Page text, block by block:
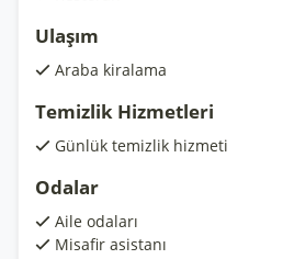
Ulaşım
Araba kiralama
Temizlik Hizmetleri
Günlük temizlik hizmeti
Odalar
Aile odaları
Misafir asistanı